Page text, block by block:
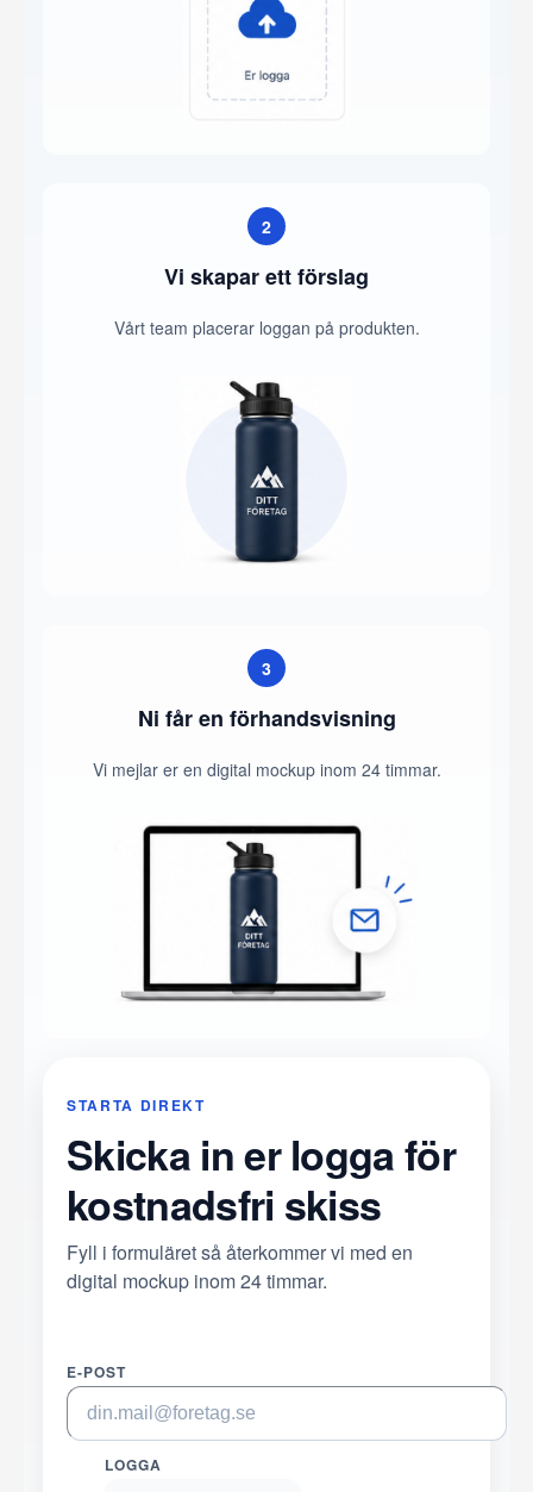
2
Vi skapar ett förslag
Vårt team placerar loggan på produkten.
3
Ni får en förhandsvisning
Vi mejlar er en digital mockup inom 24 timmar.
STARTA DIREKT
Skicka in er logga för
kostnadsfri skiss
Fyll i formuläret så återkommer vi med en
digital mockup inom 24 timmar.
E-POST
LOGGA